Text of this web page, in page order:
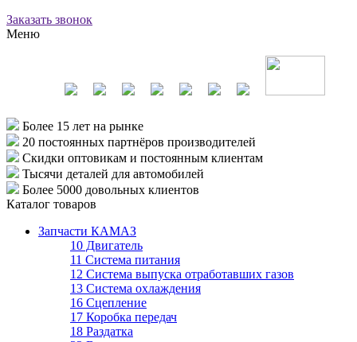
Заказать звонок
Меню
Более 15 лет на рынке
20 постоянных партнёров производителей
Скидки оптовикам и постоянным клиентам
Тысячи деталей для автомобилей
Более 5000 довольных клиентов
Каталог товаров
Запчасти КАМАЗ
10 Двигатель
11 Система питания
12 Система выпуска отработавших газов
13 Система охлаждения
16 Сцепление
17 Коробка передач
18 Раздатка